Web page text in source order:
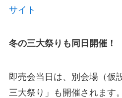
サイト
冬の三大祭りも同日開催！
即売会当日は、別会場（仮
三大祭り」も開催されます。